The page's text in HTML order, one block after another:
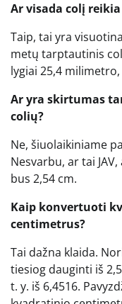
Ar visada colį
Taip, tai yra
metų tarptautinis
lygiai 25,4
Ar yra skirtumas
colių?
Ne, šiuolaikiniame
Nesvarbu, ar tai
bus 2,54 cm.
Kaip konvertuoti
centimetrus?
Tai dažna klaida.
tiesiog dauginti iš
t. y. iš 6,4516.